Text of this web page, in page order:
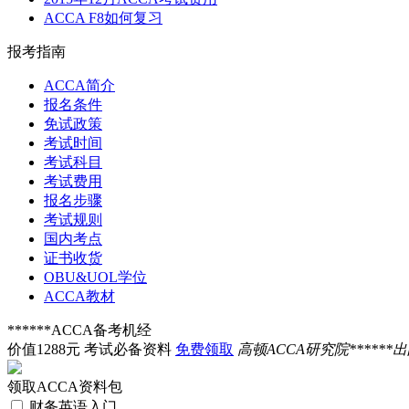
ACCA F8如何复习
报考指南
ACCA简介
报名条件
免试政策
考试时间
考试科目
考试费用
报名步骤
考试规则
国内考点
证书收货
OBU&UOL学位
ACCA教材
******ACCA备考机经
价值1288元 考试必备资料 免费领取 高顿ACCA研究院******
领取ACCA资料包